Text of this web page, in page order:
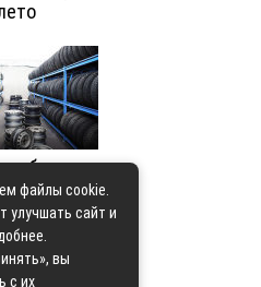
диски в
магазина
файлы cookie.
улучшать сайт и
вы
с их